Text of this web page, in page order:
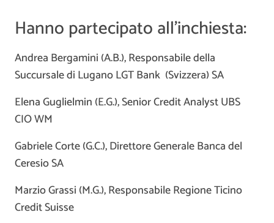
Hanno partecipato all’inchiesta:
Andrea Bergamini (A.B.), Responsabile della
Succursale di Lugano LGT Bank (Svizzera) SA
Elena Guglielmin (E.G.), Senior Credit Analyst UBS
CIO WM
Gabriele Corte (G.C.), Direttore Generale Banca del
Ceresio SA
Marzio Grassi (M.G.), Responsabile Regione Ticino
Credit Suisse